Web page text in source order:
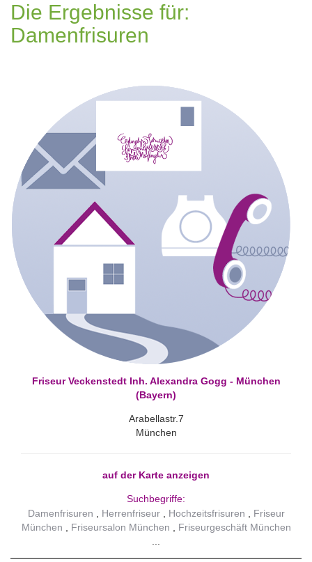
Die Ergebnisse für:
Damenfrisuren
Friseur Veckenstedt Inh. Alexandra Gogg - München
(Bayern)
Arabellastr.7
München
auf der Karte anzeigen
Suchbegriffe:
Damenfrisuren
Herrenfriseur Hochzeitsfrisuren
Friseur
München
Friseursalon München Friseurgeschäft München